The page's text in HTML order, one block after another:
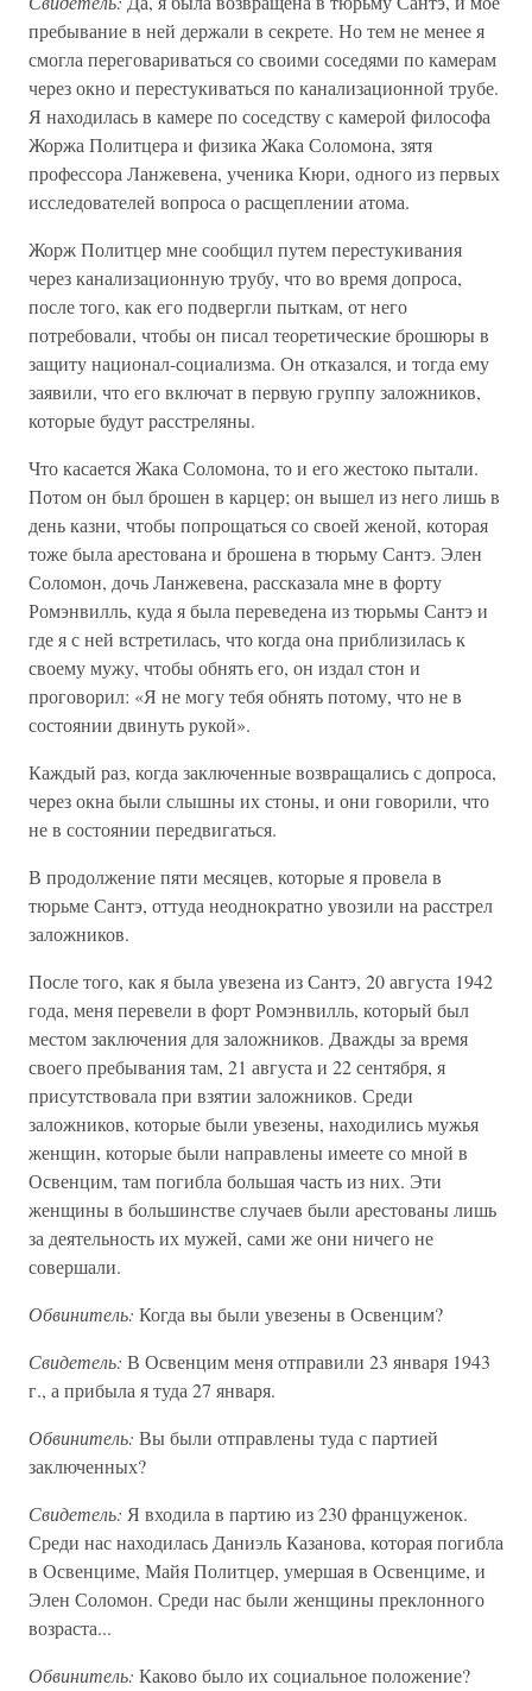
пребывание в ней держали в секрете. Но тем не менее я
смогла переговариваться со своими соседями по камерам
через окно и перестукиваться по канализационной трубе.
Я находилась в камере по соседству с камерой философа
Жоржа Политцера и физика Жака Соломона, зятя
профессора Ланжевена, ученика Кюри, одного из первых
исследователей вопроса о расщеплении атома.
Жорж Политцер мне сообщил путем перестукивания
через канализационную трубу, что во время допроса,
после того, как его подвергли пыткам, от него
потребовали, чтобы он писал теоретические брошюры в
защиту национал-социализма. Он отказался, и тогда ему
заявили, что его включат в первую группу заложников,
которые будут расстреляны.
Что касается Жака Соломона, то и его жестоко пытали.
Потом он был брошен в карцер; он вышел из него лишь в
день казни, чтобы попрощаться со своей женой, которая
тоже была арестована и брошена в тюрьму Сантэ. Элен
Соломон, дочь Ланжевена, рассказала мне в форту
Ромэнвилль, куда я была переведена из тюрьмы Сантэ и
где я с ней встретилась, что когда она приблизилась к
своему мужу, чтобы обнять его, он издал стон и
проговорил: «Я не могу тебя обнять потому, что не в
состоянии двинуть рукой».
Каждый раз, когда заключенные возвращались с допроса,
через окна были слышны их стоны, и они говорили, что
не в состоянии передвигаться.
В продолжение пяти месяцев, которые я провела в
тюрьме Сантэ, оттуда неоднократно увозили на расстрел
заложников.
После того, как я была увезена из Сантэ, 20 августа 1942
года, меня перевели в форт Ромэнвилль, который был
местом заключения для заложников. Дважды за время
своего пребывания там, 21 августа и 22 сентября, я
присутствовала при взятии заложников. Среди
заложников, которые были увезены, находились мужья
женщин, которые были направлены имеете со мной в
Освенцим, там погибла большая часть из них. Эти
женщины в большинстве случаев были арестованы лишь
за деятельность их мужей, сами же они ничего не
совершали.
Обвинитель: Когда вы были увезены в Освенцим?
Свидетель: В Освенцим меня отправили 23 января 1943
г., а прибыла я туда 27 января.
Обвинитель: Вы были отправлены туда с партией
заключенных?
Свидетель: Я входила в партию из 230 француженок.
Среди нас находилась Даниэль Казанова, которая погибла
в Освенциме, Майя Политцер, умершая в Освенциме, и
Элен Соломон. Среди нас были женщины преклонного
возраста...
Обвинитель: Каково было их социальное положение?